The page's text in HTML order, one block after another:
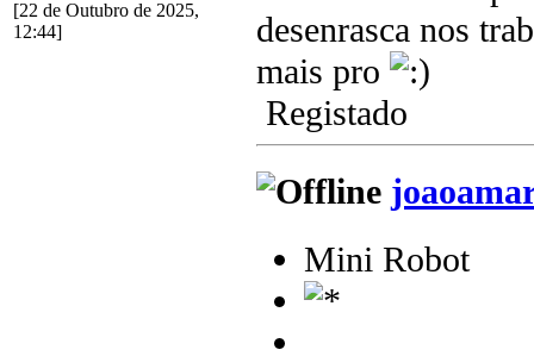
[22 de Outubro de 2025,
12:44]
desenrasca nos
mais pro
Registado
Mini Robot